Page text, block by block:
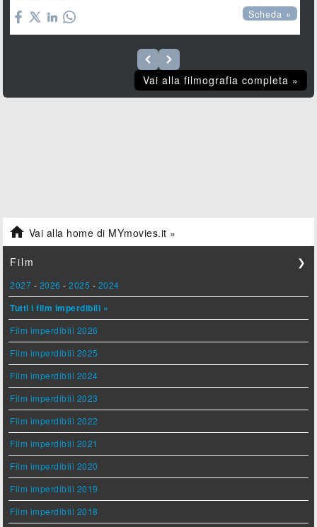
Scheda »
Vai alla filmografia completa »
 Vai alla home di MYmovies.it »
Film ❯
2027 - 2026 -2025 - 2024
Tutti i film imperdibili »
Film imperdibili 2026
Film imperdibili 2025
Film imperdibili 2024
Film imperdibili 2023
Film imperdibili 2022
Film imperdibili 2021
Film imperdibili 2020
Film imperdibili 2019
Film imperdibili 2018